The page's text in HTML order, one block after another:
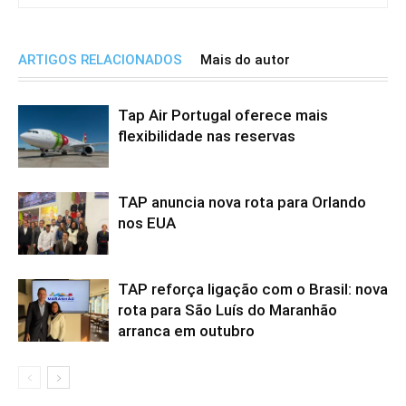
ARTIGOS RELACIONADOS Mais do autor
Tap Air Portugal oferece mais
flexibilidade nas reservas
TAP anuncia nova rota para Orlando
nos EUA
TAP reforça ligação com o Brasil: nova
rota para São Luís do Maranhão
arranca em outubro